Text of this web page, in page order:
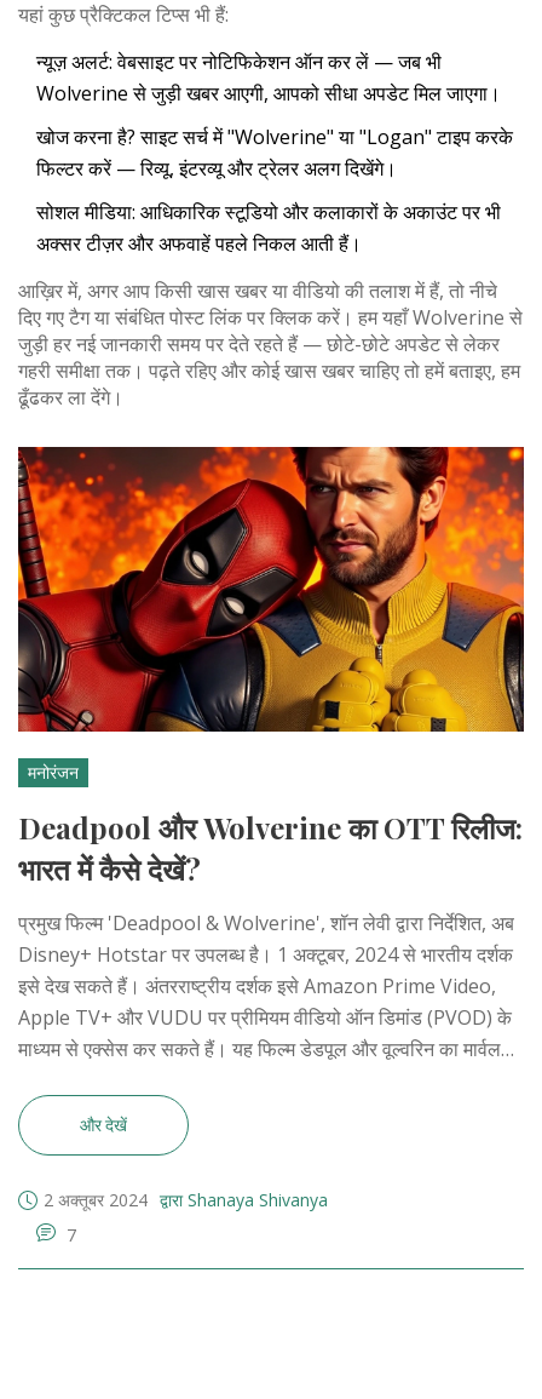
यहां कुछ प्रैक्टिकल टिप्स भी हैं:
न्यूज़ अलर्ट: वेबसाइट पर नोटिफिकेशन ऑन कर लें — जब भी
Wolverine से जुड़ी खबर आएगी, आपको सीधा अपडेट मिल जाएगा।
खोज करना है? साइट सर्च में "Wolverine" या "Logan" टाइप करके
फिल्टर करें — रिव्यू, इंटरव्यू और ट्रेलर अलग दिखेंगे।
सोशल मीडिया: आधिकारिक स्टूडियो और कलाकारों के अकाउंट पर भी
अक्सर टीज़र और अफवाहें पहले निकल आती हैं।
आख़िर में, अगर आप किसी खास खबर या वीडियो की तलाश में हैं, तो नीचे
दिए गए टैग या संबंधित पोस्ट लिंक पर क्लिक करें। हम यहाँ Wolverine से
जुड़ी हर नई जानकारी समय पर देते रहते हैं — छोटे-छोटे अपडेट से लेकर
गहरी समीक्षा तक। पढ़ते रहिए और कोई खास खबर चाहिए तो हमें बताइए, हम
ढूँढकर ला देंगे।
मनोरंजन
Deadpool और Wolverine का OTT रिलीज:
भारत में कैसे देखें?
प्रमुख फिल्म 'Deadpool & Wolverine', शॉन लेवी द्वारा निर्देशित, अब
Disney+ Hotstar पर उपलब्ध है। 1 अक्टूबर, 2024 से भारतीय दर्शक
इसे देख सकते हैं। अंतरराष्ट्रीय दर्शक इसे Amazon Prime Video,
Apple TV+ और VUDU पर प्रीमियम वीडियो ऑन डिमांड (PVOD) के
माध्यम से एक्सेस कर सकते हैं। यह फिल्म डेडपूल और वूल्वरिन का मार्वल
और देखें
2 अक्तूबर 2024 द्वारा Shanaya Shivanya
7